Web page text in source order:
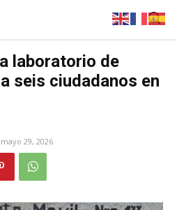
laboratorio de
seis ciudadanos en
mayo 29, 2026